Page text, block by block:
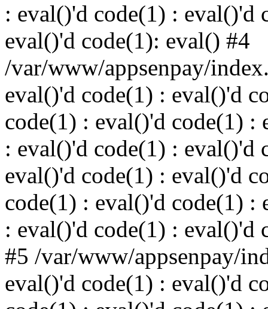
: eval()'d code(1) : eval()'d
eval()'d code(1): eval() #4
/var/www/appsenpay/
eval()'d code(1) : eval()'d
code(1) : eval()'d code(1) :
: eval()'d code(1) : eval()'d
eval()'d code(1) : eval()'d
code(1) : eval()'d code(1) :
: eval()'d code(1) : eval()'d
#5 /var/www/appsenpay/
eval()'d code(1) : eval()'d